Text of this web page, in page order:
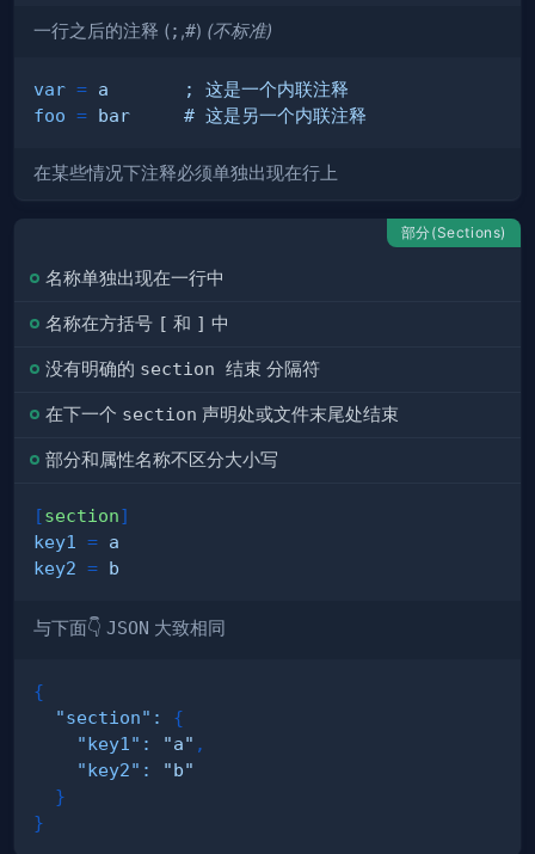
一行之后的注释 (; ,#) (不标准)
var = a       ; 这是一个内联注释
foo = bar     # 这是另一个内联注释
在某些情况下注释必须单独出现在行上
部分(Sections)
名称单独出现在一行中
名称在方括号 [ 和 ] 中
没有明确的 section 结束 分隔符
在下一个 section 声明处或文件末尾处结束
部分和属性名称不区分大小写
[section]
key1
= a
key2 = b
与下面👇 JSON 大致相同
{
"section" :
{
"key1" : "a" ,
"key2" :
"b"
}
}